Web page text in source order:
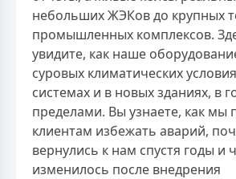
небольших ЖЭКов до крупных
промышленных комплексов.
увидите, как наше
суровых климатических
системах и в новых зданиях, в
пределами. Вы узнаете, как мы
клиентам избежать аварий,
вернулись к нам спустя годы и
изменилось после внедрения